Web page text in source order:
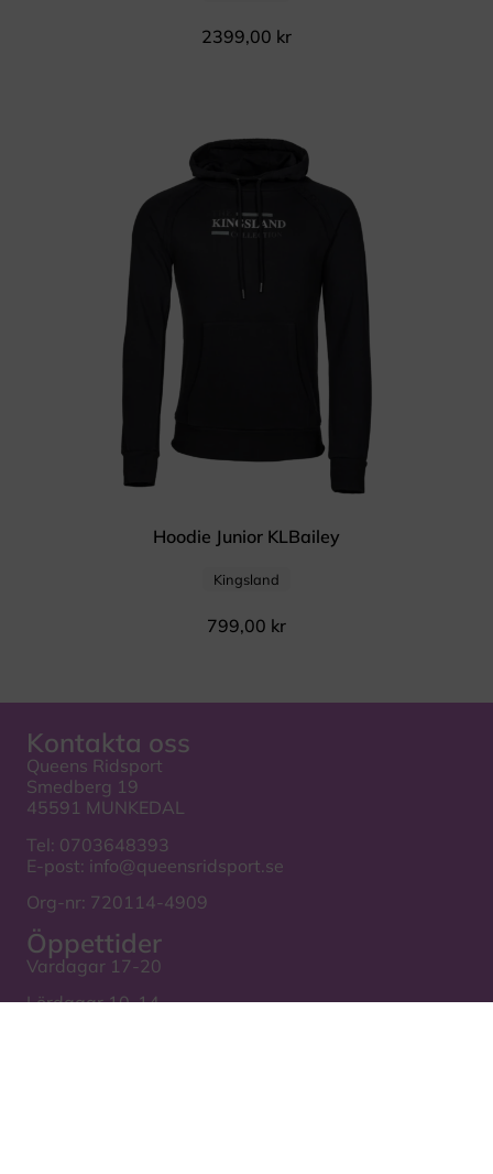
2399,00 kr
Hoodie Junior KLBailey
Kingsland
799,00 kr
Kontakta oss
Queens Ridsport
Smedberg 19
45591 MUNKEDAL
Tel: 0703648393
E-post: info@queensridsport.se
Org-nr: 720114-4909
Öppettider
Vardagar 17-20
Lördagar 10-14